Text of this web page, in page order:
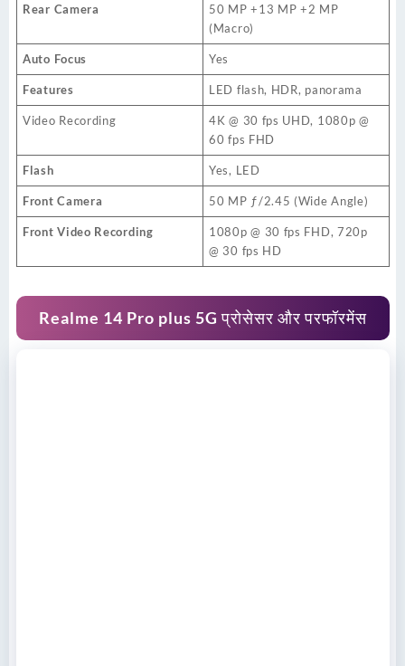
Rear Camera
50 MP +13 MP +2 MP
(Macro)
Auto Focus Yes
Features LED flash, HDR, panorama
Video Recording
4K @ 30 fps UHD, 1080p @
60 fps FHD
Flash Yes, LED
Front Camera 50 MP ƒ/2.45 (Wide Angle)
Front Video Recording
1080p @ 30 fps FHD, 720p
@ 30 fps HD
Realme 14 Pro plus 5G प्रोसेसर और परफॉरमेंस